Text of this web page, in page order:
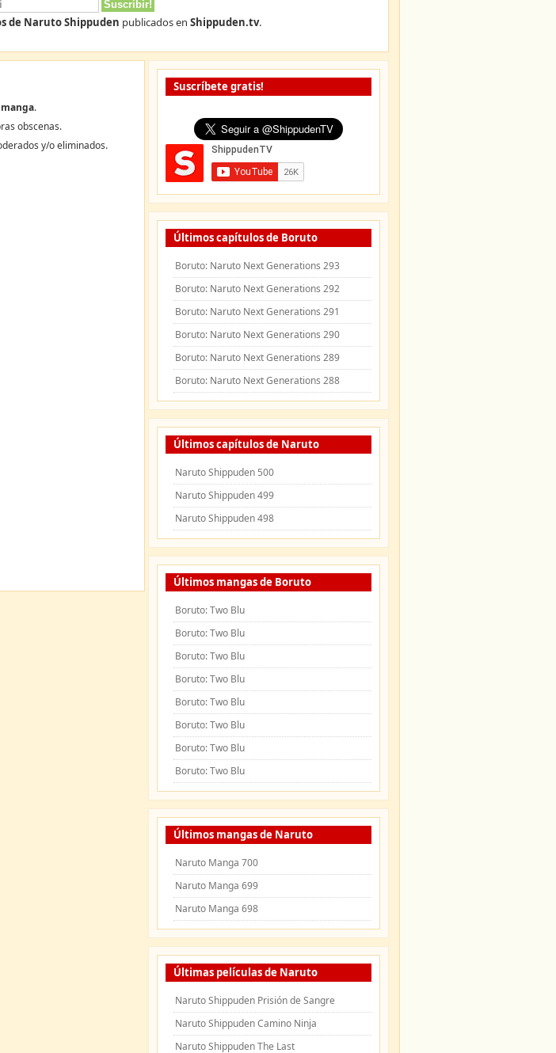
de Naruto Shippuden publicados en Shippuden.tv.
.
obscenas.
y/o eliminados.
Suscríbete gratis!
Últimos capítulos de Boruto
Boruto: Naruto Next Generations 293
Boruto: Naruto Next Generations 292
Boruto: Naruto Next Generations 291
Boruto: Naruto Next Generations 290
Boruto: Naruto Next Generations 289
Boruto: Naruto Next Generations 288
Últimos capítulos de Naruto
Naruto Shippuden 500
Naruto Shippuden 499
Naruto Shippuden 498
Últimos mangas de Boruto
Boruto: Two Blu
Boruto: Two Blu
Boruto: Two Blu
Boruto: Two Blu
Boruto: Two Blu
Boruto: Two Blu
Boruto: Two Blu
Boruto: Two Blu
Últimos mangas de Naruto
Naruto Manga 700
Naruto Manga 699
Naruto Manga 698
Últimas películas de Naruto
Naruto Shippuden Prisión de Sangre
Naruto Shippuden Camino Ninja
Naruto Shippuden The Last